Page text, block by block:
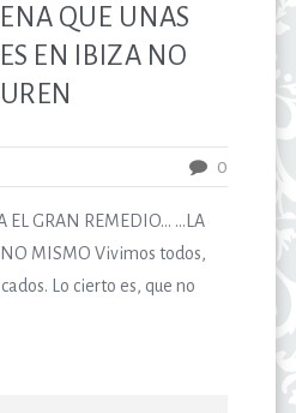
QUE UNAS
EN IBIZA NO
0
EL GRAN REMEDIO… …LA
MISMO Vivimos todos,
Lo cierto es, que no